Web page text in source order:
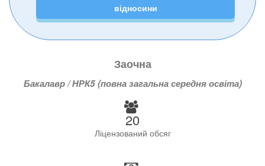
відносини
Заочна
Бакалавр / НРК5 (повна загальна середня освіта)
20
Ліцензований обсяг